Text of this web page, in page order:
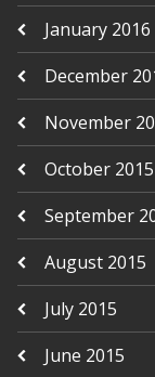
January 2016
December
November
October 2015
September
August 2015
July 2015
June 2015